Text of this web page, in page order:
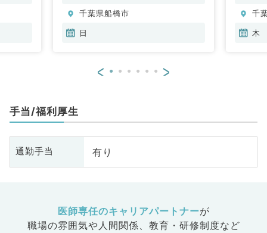
千葉県船橋市
日
千
木
< >
手当/福利厚生
通勤手当 有り
医師専任のキャリアパートナーが
職場の雰囲気や人間関係、 教育・研修制度など